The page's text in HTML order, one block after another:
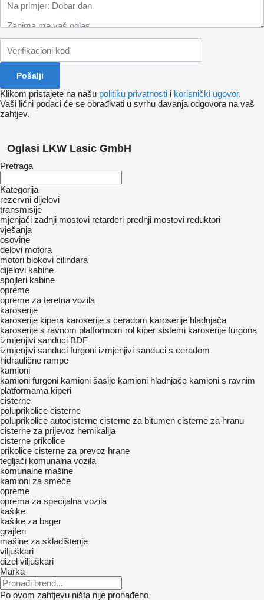
Klikom pristajete na našu politiku privatnosti i korisnički ugovor.
Vaši lični podaci će se obrađivati ​​u svrhu davanja odgovora na vaš
zahtjev.
Oglasi LKW Lasic GmbH
Pretraga
Kategorija
rezervni dijelovi
transmisije
mjenjači zadnji mostovi retarderi prednji mostovi reduktori
vješanja
osovine
delovi motora
motori blokovi cilindara
dijelovi kabine
spojleri kabine
opreme
оpremе za teretna vozila
karoserije
karoserije kipera karoserije s ceradom karoserije hladnjača
karoserije s ravnom platformom rol kiper sistemi karoserije furgona
izmjenjivi sanduci BDF
izmjenjivi sanduci furgoni izmjenjivi sanduci s ceradom
hidraulične rampe
kamioni
kamioni furgoni kamioni šasije kamioni hladnjače kamioni s ravnim
platformama kiperi
cisterne
poluprikolice cisterne
poluprikolice autocisterne cisterne za bitumen cisterne za hranu
cisterne za prijevoz hemikalija
cisterne prikolice
prikolice cisterne za prevoz hrane
tegljači komunalna vozila
komunalne mašine
kamioni za smeće
opreme
oprema za specijalna vozila
kašike
kašike za bager
grajferi
mašine za skladištenje
viljuškari
dizel viljuškari
Marka
Po ovom zahtjevu ništa nije pronađeno